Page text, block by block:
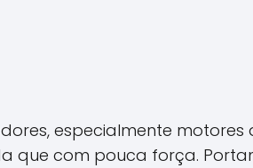
especialmente
que com pouca força.